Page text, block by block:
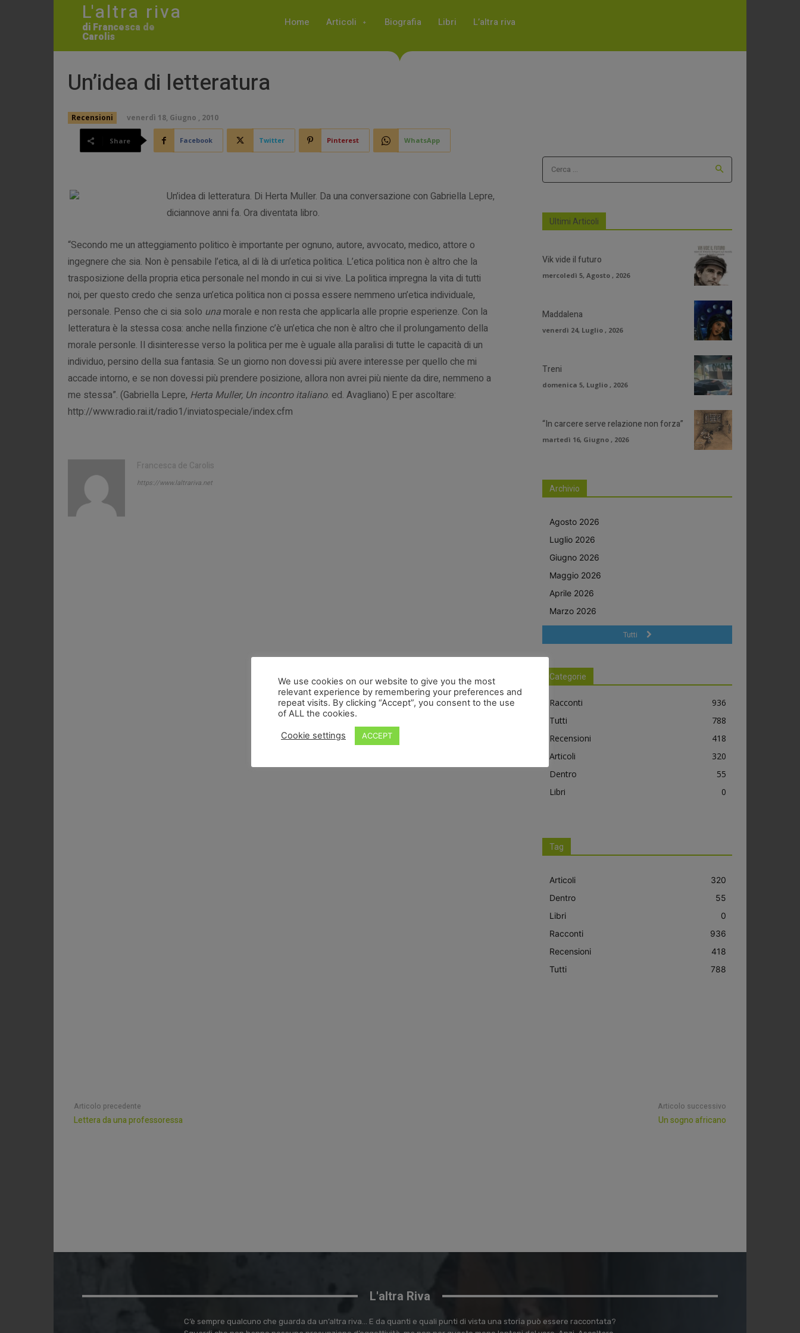
L'altra riva
di Francesca de
Carolis
Home Articoli Biografia Libri L’altra riva
Un’idea di letteratura
Recensioni venerdì 18, Giugno , 2010
Share Facebook Twitter Pinterest WhatsApp
Un’idea di letteratura. Di Herta Muller. Da una conversazione con Gabriella Lepre,
diciannove anni fa. Ora diventata libro.
“Secondo me un atteggiamento politico è importante per ognuno, autore, avvocato, medico, attore o
ingegnere che sia. Non è pensabile l’etica, al di là di un’etica politica. L’etica politica non è altro che la
trasposizione della propria etica personale nel mondo in cui si vive. La politica impregna la vita di tutti
noi, per questo credo che senza un’etica politica non ci possa essere nemmeno un’etica individuale,
personale. Penso che ci sia solo unamorale e non resta che applicarla alle proprie esperienze. Con la
letteratura è la stessa cosa: anche nella finzione c’è un’etica che non è altro che il prolungamento della
morale personle. Il disinteresse verso la politica per me è uguale alla paralisi di tutte le capacità di un
individuo, persino della sua fantasia. Se un giorno non dovessi più avere interesse per quello che mi
accade intorno, e se non dovessi più prendere posizione, allora non avrei più niente da dire, nemmeno a
me stessa”. (Gabriella Lepre, Herta Muller, Un incontro italiano. ed. Avagliano) E per ascoltare:
http://www.radio.rai.it/radio1/inviatospeciale/index.cfm
Francesca de Carolis
https://www.laltrariva.net
Cerca ...
Ultimi Articoli
Vik vide il futuro
mercoledì 5, Agosto , 2026
Maddalena
venerdì 24, Luglio , 2026
Treni
domenica 5, Luglio , 2026
“In carcere serve relazione non forza”
martedì 16, Giugno , 2026
Archivio
Agosto 2026
Luglio 2026
Giugno 2026
Maggio 2026
Aprile 2026
Marzo 2026
Tutti
Categorie
Racconti
936
Tutti
788
Recensioni
418
Articoli
320
Dentro
55
Libri
0
Tag
Articoli
320
Dentro
55
Libri
0
Racconti
936
Recensioni
418
Tutti
788
Articolo precedente
Lettera da una professoressa
Articolo successivo
Un sogno africano
L'altra Riva
C’è sempre qualcuno che guarda da un’altra riva… E da quanti e quali punti di vista una storia può essere raccontata?
We use cookies on our website to give you the most
relevant experience by remembering your preferences and
repeat visits. By clicking “Accept”, you consent to the use
of ALL the cookies.
Cookie settings ACCEPT